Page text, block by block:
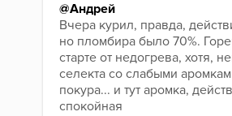
@Андрей
Вчера курил, правда,
но пломбира было 70%.
старте от недогрева, хотя,
селекта со слабыми
покура... и тут аромка,
спокойная